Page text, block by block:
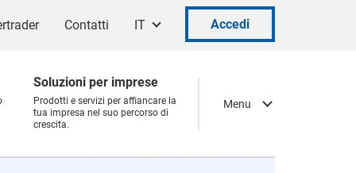
Contatti IT Accedi
Menu
Soluzioni per imprese
Prodotti e servizi per affiancare la
tua impresa nel suo percorso di
crescita.